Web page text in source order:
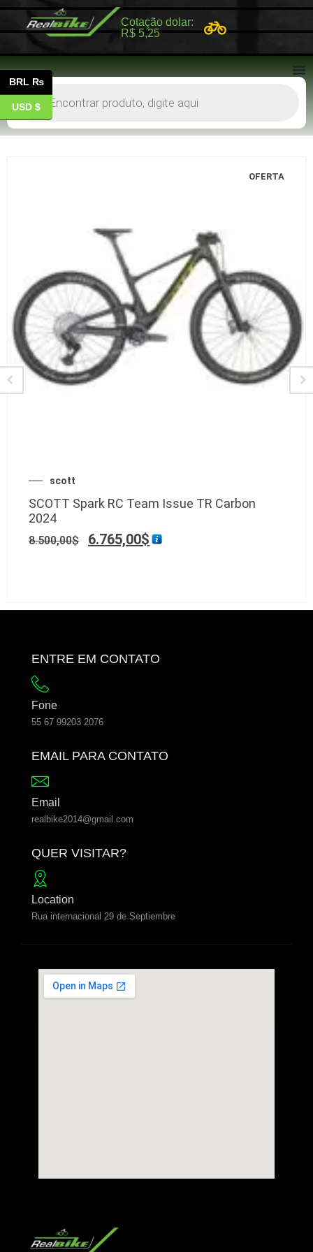
Cotação dolar:
R$ 5,25
OFERTA
scott
SCOTT Spark RC Team Issue TR Carbon
2024
8.500,00$ 6.765,00$
ENTRE EM CONTATO
Fone
55 67 99203 2076
EMAIL PARA CONTATO
Email
realbike2014@gmail.com
QUER VISITAR?
Location
Rua internacional 29 de Septiembre
BRL ₨
USD $